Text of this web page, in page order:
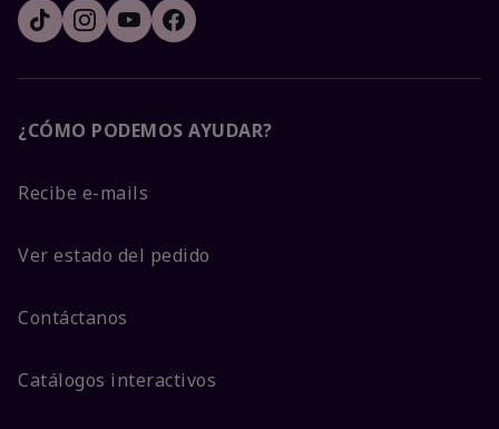
¿CÓMO PODEMOS AYUDAR?
Recibe e-mails
Ver estado del pedido
Contáctanos
Catálogos interactivos